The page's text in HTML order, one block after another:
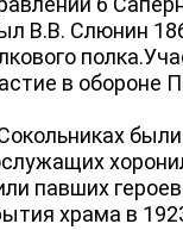
В.В. Слюнин
в обороне
павших
храма в